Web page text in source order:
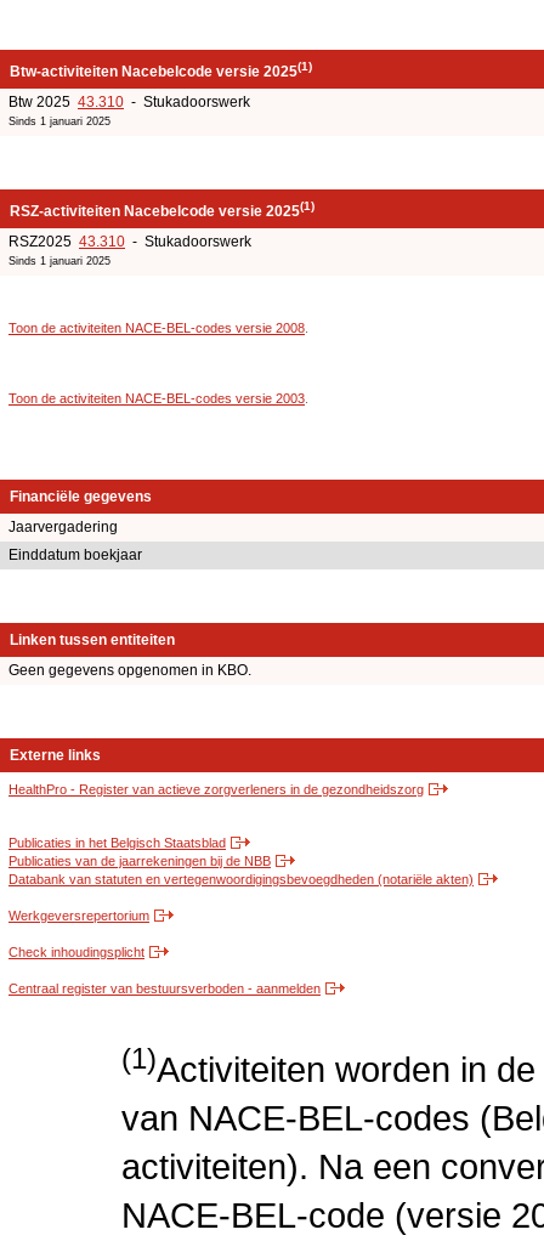
Btw-activiteiten Nacebelcode versie 2025(1)
Btw 2025 43.310 - Stukadoorswerk
Sinds 1 januari 2025
RSZ-activiteiten Nacebelcode versie 2025(1)
RSZ2025 43.310 - Stukadoorswerk
Sinds 1 januari 2025
Toon de activiteiten NACE-BEL-codes versie 2008
Toon de activiteiten NACE-BEL-codes versie 2003
Financiële gegevens
Jaarvergadering
Einddatum boekjaar
Linken tussen entiteiten
Geen gegevens opgenomen in KBO.
Externe links
HealthPro - Register van actieve zorgverleners in de gezondheidszorg
Publicaties in het Belgisch Staatsblad
Publicaties van de jaarrekeningen bij de NBB
Databank van statuten en vertegenwoordigingsbevoegdheden (notariële akten)
Werkgeversrepertorium
Check inhoudingsplicht
Centraal register van bestuursverboden - aanmelden
(1)Activiteiten worden in
van NACE-BEL-codes
activiteiten). Na een
NACE-BEL-code (versie